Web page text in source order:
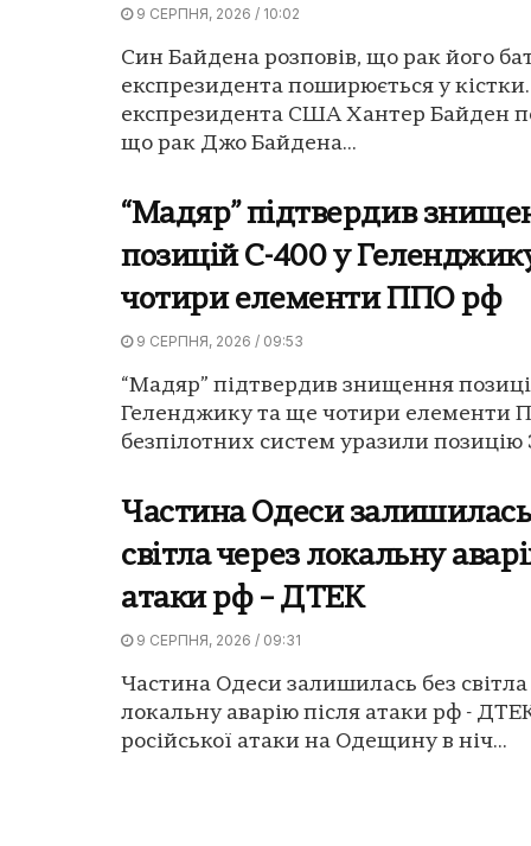
9 СЕРПНЯ, 2026 / 10:02
Син Байдена розповів, що рак його
експрезидента поширюється у
експрезидента США Хантер Байден
що рак Джо Байдена...
“Мадяр” підтвердив
позицій С-400 у
чотири елементи ППО рф
9 СЕРПНЯ, 2026 / 09:53
“Мадяр” підтвердив знищення
Геленджику та ще чотири елементи
безпілотних систем уразили позицію
Частина Одеси залишилась
світла через локальну
атаки рф – ДТЕК
9 СЕРПНЯ, 2026 / 09:31
Частина Одеси залишилась без світла
локальну аварію після атаки рф -
російської атаки на Одещину в ніч...